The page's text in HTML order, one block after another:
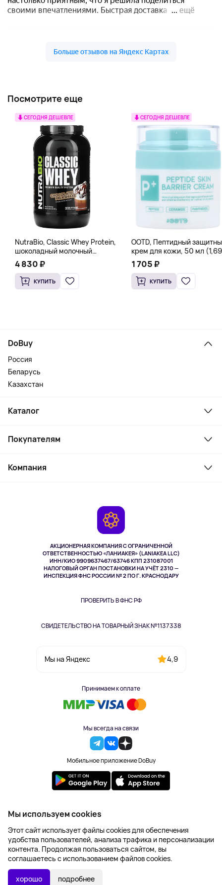
В КОРЗИНУ
Посмотрите еще
СЕГОДНЯ ДЕШЕВЛЕ
NutraBio, Classic Whey Protein,
шоколадный молочный
коктейль, 907 г (2 фунта)
4 830 ₽
КУПИТЬ
СЕГОДНЯ ДЕШЕВЛЕ
OOTD, Пептидный
крем для кожи, 50 мл (1,69
жидк. Унции)
1 705 ₽
КУПИТЬ
АКЦИОНЕРНАЯ КОМПАНИЯ С ОГРАНИЧЕННОЙ
ОТВЕТСТВЕННОСТЬЮ «ЛАНИАКЕЯ» (LANIAKEA LLC)
ИНН/КИО 9909637467/63746 КПП 231087001
НАЛОГОВЫЙ ОРГАН ПОСТАНОВКИ НА УЧЁТ 2310 —
ИНСПЕКЦИЯ ФНС РОССИИ № 2 ПО Г. КРАСНОДАРУ
ПРОВЕРИТЬ В ФНС РФ
СВИДЕТЕЛЬСТВО НА ТОВАРНЫЙ ЗНАК №1137338
Мы на Яндекс 4,9
Принимаем к оплате
Мы всегда на связи
Мобильное приложение DoBuy
DoBuy
Россия
Беларусь
Казахстан
Каталог
Ноутбуки, мониторы, VR
Косметика и уход
Здоровье питомцев
Одежда и аксессуары
Покупателям
Как заказать
Компания
2023-2026 © DoBuy. Все права защищены
Правила обработки персональных данных
Пользовательское соглашение
Оферта
Создание сайта – NetLab
Мы используем cookies
Этот сайт использует файлы cookies для обеспечения
удобства пользователей, анализа трафика и персонализации
контента. Продолжая пользоваться сайтом, вы
соглашаетесь с использованием файлов cookies.
хорошо подробнее